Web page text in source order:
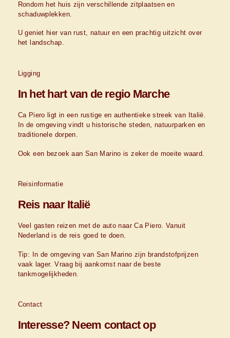
Rondom het huis zijn verschillende zitplaatsen en
schaduwplekken.
U geniet hier van rust, natuur en een prachtig uitzicht over
het landschap.
Ligging
In het hart van de regio Marche
Ca Piero ligt in een rustige en authentieke streek van Italië.
In de omgeving vindt u historische steden, natuurparken en
traditionele dorpen.
Ook een bezoek aan San Marino is zeker de moeite waard.
Reisinformatie
Reis naar Italië
Veel gasten reizen met de auto naar Ca Piero. Vanuit
Nederland is de reis goed te doen.
Tip: In de omgeving van San Marino zijn brandstofprijzen
vaak lager. Vraag bij aankomst naar de beste
tankmogelijkheden.
Contact
Interesse? Neem contact op